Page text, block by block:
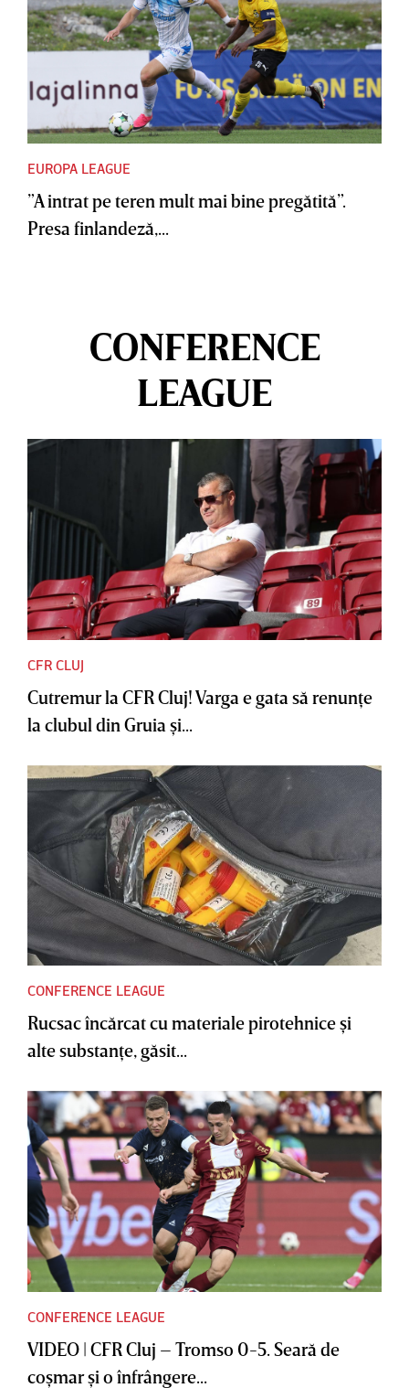
EUROPA LEAGUE
”A intrat pe teren mult mai bine pregătită”.
Presa finlandeză,...
CONFERENCE
LEAGUE
CFR CLUJ
Cutremur la CFR Cluj! Varga e gata să renunţe
la clubul din Gruia şi...
CONFERENCE LEAGUE
Rucsac încărcat cu materiale pirotehnice şi
alte substanţe, găsit...
CONFERENCE LEAGUE
VIDEO | CFR Cluj – Tromso 0-5. Seară de
coşmar şi o înfrângere...